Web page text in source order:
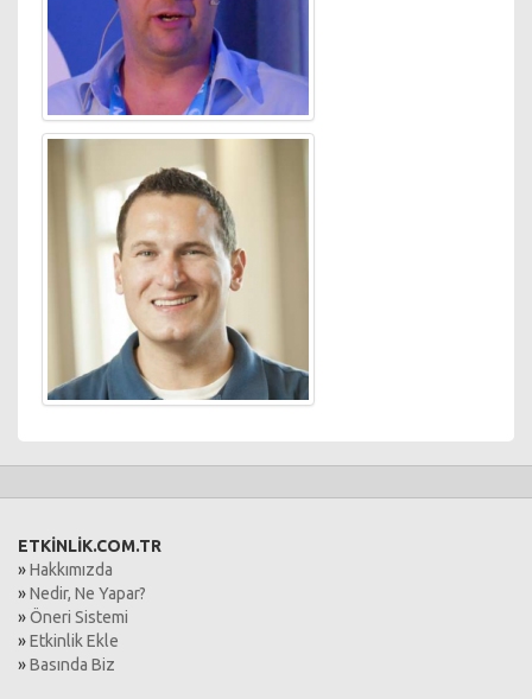
ETKİNLİK.COM.TR
»Hakkımızda
»Nedir, Ne Yapar?
»Öneri Sistemi
»Etkinlik Ekle
»Basında Biz